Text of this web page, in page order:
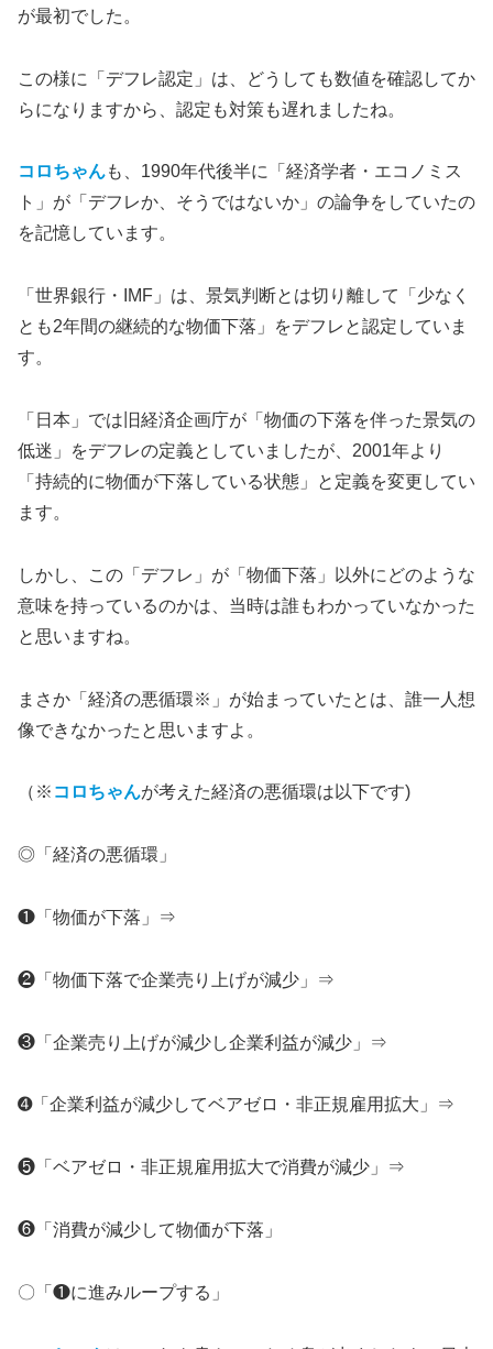
が最初でした。
この様に「デフレ認定」は、どうしても数値を確認してか
らになりますから、認定も対策も遅れましたね。
コロちゃんも、1990年代後半に「経済学者・エコノミス
ト」が「デフレか、そうではないか」の論争をしていたの
を記憶しています。
「世界銀行・IMF」は、景気判断とは切り離して「少なく
とも2年間の継続的な物価下落」をデフレと認定していま
す。
「日本」では旧経済企画庁が「物価の下落を伴った景気の
低迷」をデフレの定義としていましたが、2001年より
「持続的に物価が下落している状態」と定義を変更してい
ます。
しかし、この「デフレ」が「物価下落」以外にどのような
意味を持っているのかは、当時は誰もわかっていなかった
と思いますね。
まさか「経済の悪循環※」が始まっていたとは、誰一人想
像できなかったと思いますよ。
（※ コロちゃんが考えた経済の悪循環は以下です)
◎「経済の悪循環」
❶「物価が下落」⇒
❷「物価下落で企業売り上げが減少」⇒
❸「企業売り上げが減少し企業利益が減少」⇒
➍「企業利益が減少してベアゼロ・非正規雇用拡大」⇒
❺「ベアゼロ・非正規雇用拡大で消費が減少」⇒
❻「消費が減少して物価が下落」
〇「❶に進みループする」